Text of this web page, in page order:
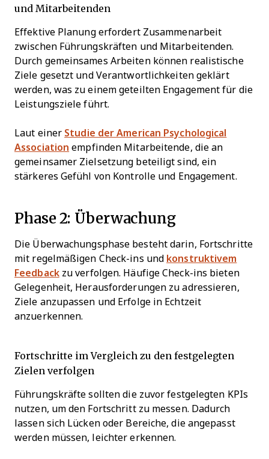
und Mitarbeitenden
Effektive Planung erfordert Zusammenarbeit
zwischen Führungskräften und Mitarbeitenden.
Durch gemeinsames Arbeiten können realistische
Ziele gesetzt und Verantwortlichkeiten geklärt
werden, was zu einem geteilten Engagement für die
Leistungsziele führt.
Laut einer Studie der American Psychological
Association empfinden Mitarbeitende, die an
gemeinsamer Zielsetzung beteiligt sind, ein
stärkeres Gefühl von Kontrolle und Engagement.
Phase 2: Überwachung
Die Überwachungsphase besteht darin, Fortschritte
mit regelmäßigen Check-ins und konstruktivem
Feedbackzu verfolgen. Häufige Check-ins bieten
Gelegenheit, Herausforderungen zu adressieren,
Ziele anzupassen und Erfolge in Echtzeit
anzuerkennen.
Fortschritte im Vergleich zu den festgelegten
Zielen verfolgen
Führungskräfte sollten die zuvor festgelegten KPIs
nutzen, um den Fortschritt zu messen. Dadurch
lassen sich Lücken oder Bereiche, die angepasst
werden müssen, leichter erkennen.